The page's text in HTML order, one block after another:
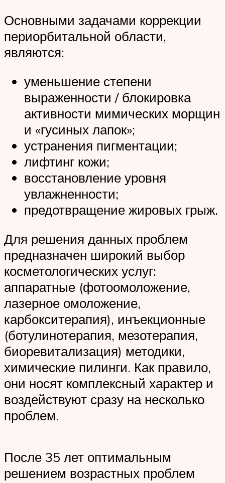
Основными задачами коррекции
периорбитальной области,
являются:
уменьшение степени
выраженности / блокировка
активности мимических морщин
и «гусиных лапок»;
устранения пигментации;
лифтинг кожи;
восстановление уровня
увлажненности;
предотвращение жировых грыж.
Для решения данных проблем
предназначен широкий выбор
косметологических услуг:
аппаратные (фотоомоложение,
лазерное омоложение,
карбокситерапия), инъекционные
(ботулинотерапия, мезотерапия,
биоревитализация) методики,
химические пилинги. Как правило,
они носят комплексный характер и
воздействуют сразу на несколько
проблем.
После 35 лет оптимальным
решением возрастных проблем